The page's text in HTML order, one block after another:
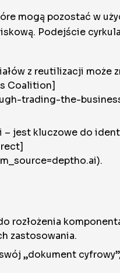
mogą pozostać w
Podejście
z reutilizacji może
Coalition]
trading-the-
jest kluczowe do
rozłożenia
zastosowania.
„dokument